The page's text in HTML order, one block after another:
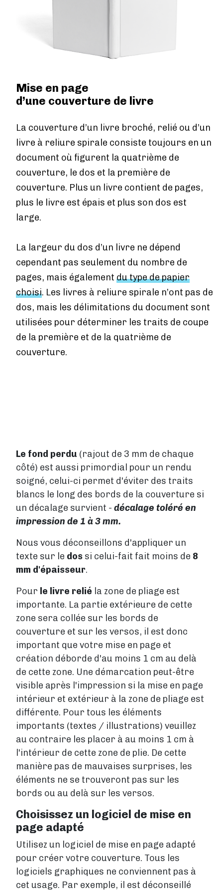
Délais de livraison
Publier un livre
LA PUBLICATION EN GÉNÉRAL
Demander un ISBN
RESEAU LIBRAIRIES
Vendre en librairie
BOUTIQUE PUMBO
Vendre sur Pumbo.fr
Aide
Services
Blog
Boutique
À propos de nous
Se connecter
Mise en page
d’une couverture de livre
La couverture d’un livre broché, relié ou d’un
livre à reliure spirale consiste toujours en un
document où figurent la quatrième de
couverture, le dos et la première de
couverture. Plus un livre contient de pages,
plus le livre est épais et plus son dos est
large.
La largeur du dos d’un livre ne dépend
cependant pas seulement du nombre de
pages, mais également du type de papier
choisi. Les livres à reliure spirale n’ont pas de
dos, mais les délimitations du document sont
utilisées pour déterminer les traits de coupe
de la première et de la quatrième de
couverture.
Le fond perdu (rajout de 3 mm de chaque
côté) est aussi primordial pour un rendu
soigné, celui-ci permet d'éviter des traits
blancs le long des bords de la couverture si
un décalage survient - décalage toléré en
impression de 1 à 3 mm.
Nous vous déconseillons d'appliquer un
texte sur le dos si celui-fait fait moins de 8
mm d'épaisseur.
Pour le livre relié la zone de pliage est
importante. La partie extérieure de cette
zone sera collée sur les bords de
couverture et sur les versos, il est donc
important que votre mise en page et
création déborde d'au moins 1 cm au delà
de cette zone. Une démarcation peut-être
visible après l'impression si la mise en page
intérieur et extérieur à la zone de pliage est
différente. Pour tous les éléments
importants (textes / illustrations) veuillez
au contraire les placer à au moins 1 cm à
l'intérieur de cette zone de plie. De cette
manière pas de mauvaises surprises, les
éléments ne se trouveront pas sur les
bords ou au delà sur les versos.
Choisissez un logiciel de mise en
page adapté
Utilisez un logiciel de mise en page adapté
pour créer votre couverture. Tous les
logiciels graphiques ne conviennent pas à
cet usage. Par exemple, il est déconseillé